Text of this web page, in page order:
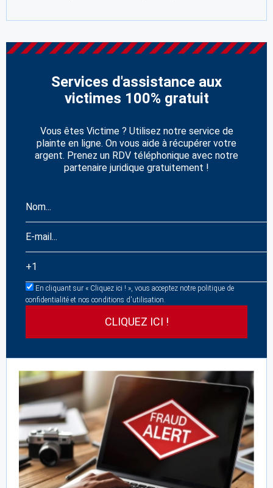
Services d'assistance aux
victimes 100% gratuit
Vous êtes Victime ? Utilisez notre service de
plainte en ligne. On vous aide à récupérer votre
argent. Prenez un RDV téléphonique avec notre
partenaire juridique gratuitement !
En cliquant sur « Cliquez ici ! », vous acceptez notre politique de
confidentialité et nos conditions d'utilisation.